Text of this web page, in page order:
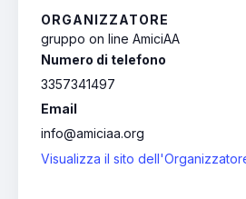
ORGANIZZATORE
gruppo on line AmiciAA
Numero di telefono
3357341497
Email
info@amiciaa.org
Visualizza il sito